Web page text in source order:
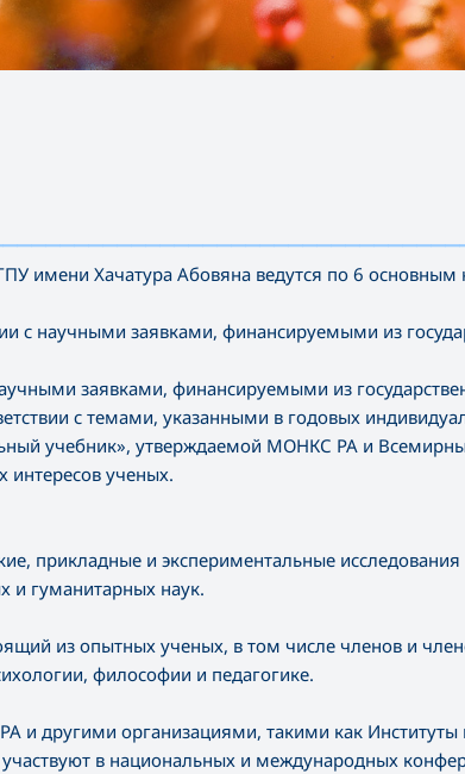
имени Хачатура Абовяна ведутся по 6
с научными заявками, финансируемыми из
заявками, финансируемыми из
с темами, указанными в годовых
учебник», утверждаемой МОНКС РА и
интересов ученых.
прикладные и экспериментальные
и гуманитарных наук.
из опытных ученых, в том числе членов и
философии и педагогике.
и другими организациями, такими как
в национальных и международных